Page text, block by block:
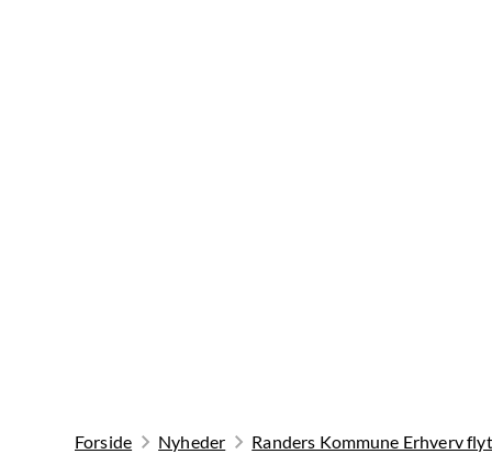
Forside Nyheder Randers Kommune Erhverv